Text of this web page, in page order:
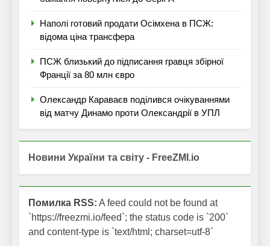
Наполі готовий продати Осімхена в ПСЖ:
відома ціна трансфера
ПСЖ близький до підписання гравця збірної
Франції за 80 млн євро
Олександр Караваєв поділився очікуваннями
від матчу Динамо проти Олександрії в УПЛ
Новини України та світу - FreeZMI.io
Помилка RSS: A feed could not be found at
`https://freezmi.io/feed`; the status code is `200`
and content-type is `text/html; charset=utf-8`